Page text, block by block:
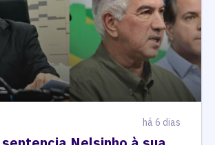
há 6 dias
Nelsinho à sua
ao Senado